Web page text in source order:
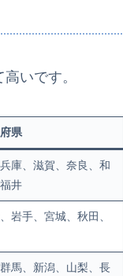
いです。
県
庫、滋賀、奈良、和
井
岩手、宮城、秋田、
馬、新潟、山梨、長